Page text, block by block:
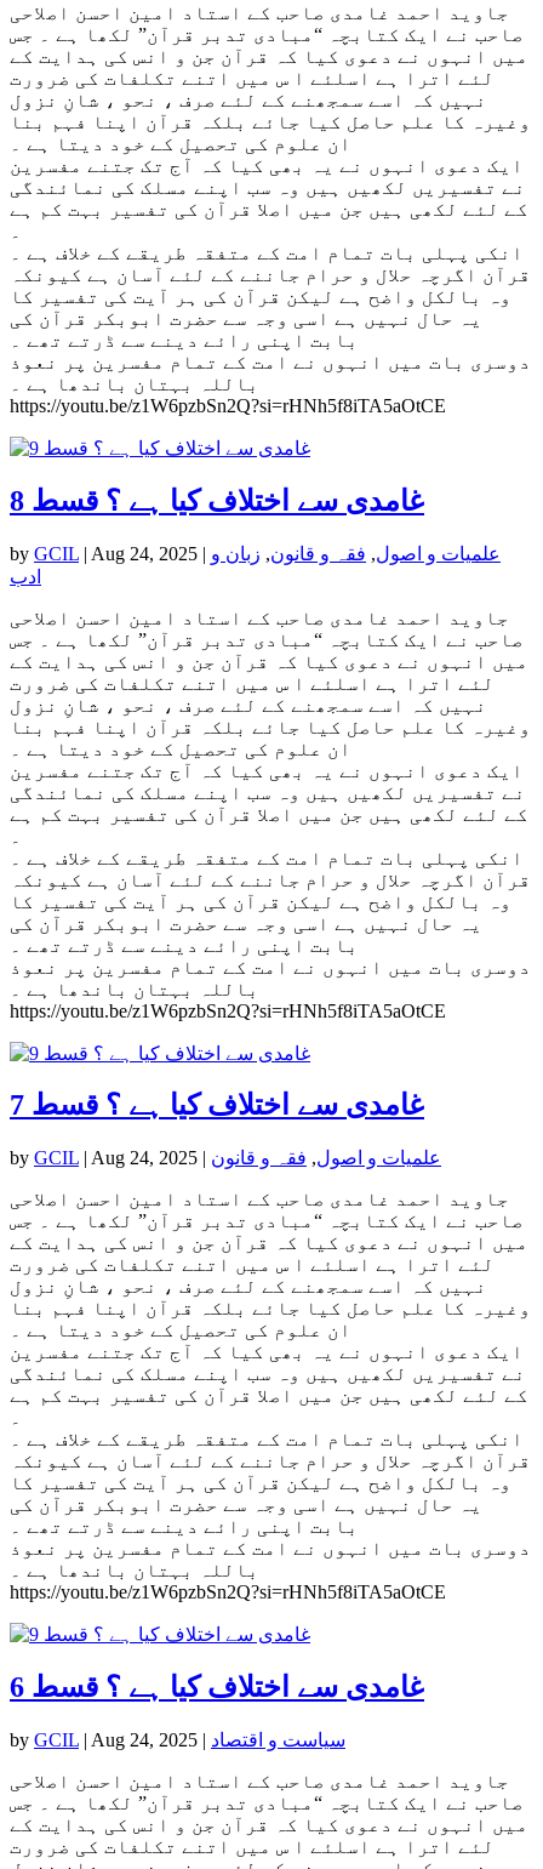
جاوید احمد غامدی صاحب کے استاد امین احسن اصلاحی
صاحب نے ایک کتابچہ “مبادی تدبر قرآن” لکھا ہے ۔ جس
میں انہوں نے دعوی کیا کہ قرآن جن و انس کی ہدایت کے
لئے اترا ہے اسلئے ا س میں اتنے تکلفات کی ضرورت
نہیں کہ اسے سمجھنے کے لئے صرف ، نحو ، شانِ نزول
وغیرہ کا علم حاصل کیا جائے بلکہ قرآن اپنا فہم بنا
ان علوم کی تحصیل کے خود دیتا ہے ۔
ایک دعوی انہوں نے یہ بھی کیا کہ آج تک جتنے مفسرین
نے تفسیریں لکھیں ہیں وہ سب اپنے مسلک کی نمائندگی
کے لئے لکھی ہیں جن میں اصلا قرآن کی تفسیر بہت کم ہے
انکی پہلی بات تمام امت کے متفقہ طریقے کے خلاف ہے ۔
قرآن اگرچہ حلال و حرام جاننے کے لئے آسان ہے کیونکہ
وہ بالکل واضح ہے لیکن قرآن کی ہر آیت کی تفسیر کا
یہ حال نہیں ہے اسی وجہ سے حضرت ابوبکر قرآن کی
بابت اپنی رائے دینے سے ڈرتے تھے ۔
دوسری بات میں انہوں نے امت کے تمام مفسرین پر نعوذ
باللہ بہتان باندھا ہے ۔
https://youtu.be/z1W6pzbSn2Q?si=rHNh5f8iTA5aOtCE
غامدی سے اختلاف کیا ہے ؟ قسط 8
by GCIL | Aug 24, 2025 | علمیات و اصول, فقہ و قانون, زبان و
ادب
جاوید احمد غامدی صاحب کے استاد امین احسن اصلاحی
صاحب نے ایک کتابچہ “مبادی تدبر قرآن” لکھا ہے ۔ جس
میں انہوں نے دعوی کیا کہ قرآن جن و انس کی ہدایت کے
لئے اترا ہے اسلئے ا س میں اتنے تکلفات کی ضرورت
نہیں کہ اسے سمجھنے کے لئے صرف ، نحو ، شانِ نزول
وغیرہ کا علم حاصل کیا جائے بلکہ قرآن اپنا فہم بنا
ان علوم کی تحصیل کے خود دیتا ہے ۔
ایک دعوی انہوں نے یہ بھی کیا کہ آج تک جتنے مفسرین
نے تفسیریں لکھیں ہیں وہ سب اپنے مسلک کی نمائندگی
کے لئے لکھی ہیں جن میں اصلا قرآن کی تفسیر بہت کم ہے
انکی پہلی بات تمام امت کے متفقہ طریقے کے خلاف ہے ۔
قرآن اگرچہ حلال و حرام جاننے کے لئے آسان ہے کیونکہ
وہ بالکل واضح ہے لیکن قرآن کی ہر آیت کی تفسیر کا
یہ حال نہیں ہے اسی وجہ سے حضرت ابوبکر قرآن کی
بابت اپنی رائے دینے سے ڈرتے تھے ۔
دوسری بات میں انہوں نے امت کے تمام مفسرین پر نعوذ
باللہ بہتان باندھا ہے ۔
https://youtu.be/z1W6pzbSn2Q?si=rHNh5f8iTA5aOtCE
غامدی سے اختلاف کیا ہے ؟ قسط 7
by GCIL | Aug 24, 2025 | علمیات و اصول, فقہ و قانون
جاوید احمد غامدی صاحب کے استاد امین احسن اصلاحی
صاحب نے ایک کتابچہ “مبادی تدبر قرآن” لکھا ہے ۔ جس
میں انہوں نے دعوی کیا کہ قرآن جن و انس کی ہدایت کے
لئے اترا ہے اسلئے ا س میں اتنے تکلفات کی ضرورت
نہیں کہ اسے سمجھنے کے لئے صرف ، نحو ، شانِ نزول
وغیرہ کا علم حاصل کیا جائے بلکہ قرآن اپنا فہم بنا
ان علوم کی تحصیل کے خود دیتا ہے ۔
ایک دعوی انہوں نے یہ بھی کیا کہ آج تک جتنے مفسرین
نے تفسیریں لکھیں ہیں وہ سب اپنے مسلک کی نمائندگی
کے لئے لکھی ہیں جن میں اصلا قرآن کی تفسیر بہت کم ہے
انکی پہلی بات تمام امت کے متفقہ طریقے کے خلاف ہے ۔
قرآن اگرچہ حلال و حرام جاننے کے لئے آسان ہے کیونکہ
وہ بالکل واضح ہے لیکن قرآن کی ہر آیت کی تفسیر کا
یہ حال نہیں ہے اسی وجہ سے حضرت ابوبکر قرآن کی
بابت اپنی رائے دینے سے ڈرتے تھے ۔
دوسری بات میں انہوں نے امت کے تمام مفسرین پر نعوذ
باللہ بہتان باندھا ہے ۔
https://youtu.be/z1W6pzbSn2Q?si=rHNh5f8iTA5aOtCE
غامدی سے اختلاف کیا ہے ؟ قسط 6
by GCIL | Aug 24, 2025 | سیاست و اقتصاد
جاوید احمد غامدی صاحب کے استاد امین احسن اصلاحی
صاحب نے ایک کتابچہ “مبادی تدبر قرآن” لکھا ہے ۔ جس
میں انہوں نے دعوی کیا کہ قرآن جن و انس کی ہدایت کے
لئے اترا ہے اسلئے ا س میں اتنے تکلفات کی ضرورت